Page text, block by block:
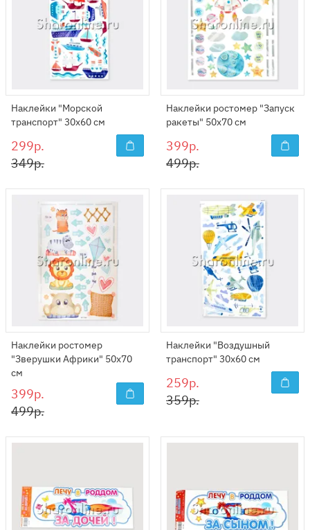
Наклейки "Морской
транспорт" 30х60 см
299р.
349р.
Наклейки ростомер "Запуск
ракеты" 50х70 см
399р.
499р.
Наклейки ростомер
"Зверушки Африки" 50х70
см
399р.
499р.
Наклейки "Воздушный
транспорт" 30х60 см
259р.
359р.